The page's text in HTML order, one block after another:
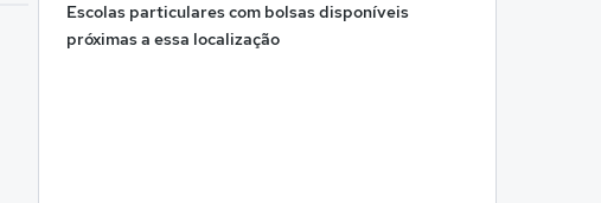
Escolas particulares com bolsas disponíveis
próximas a essa localização